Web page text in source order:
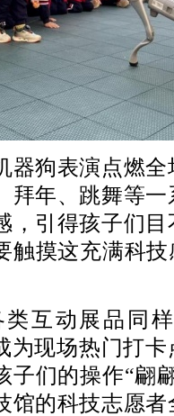
器狗表演点燃
拜年、跳舞等
，引得孩子们
触摸这充满科
互动展品同
为现场热门打
子们的操作“翩
馆的科技志愿